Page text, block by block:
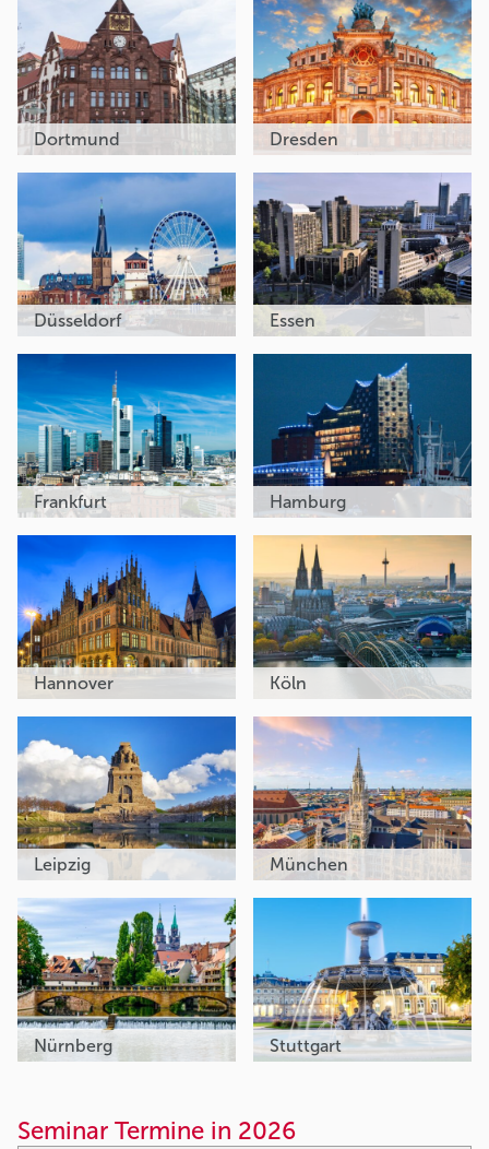
Dortmund Dresden
Düsseldorf Essen
Frankfurt Hamburg
Hannover Köln
Leipzig München
Nürnberg Stuttgart
Seminar Termine in 2026